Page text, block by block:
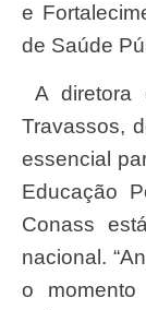
e
de Saúde
A diretora
Travassos,
essencial
Educação
Conass
nacional.
o